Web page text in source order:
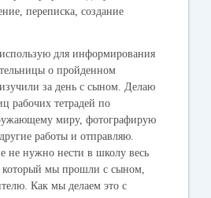
переписка, создание
для информирования
о пройденном
за день с сыном. Делаю
рабочих тетрадей по
миру, фотографирую
работы и отправляю.
не нужно нести в школу весь
который мы прошли с сыном,
Как мы делаем это с